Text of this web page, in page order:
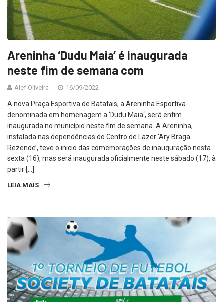
Areninha ‘Dudu Maia’ é inaugurada
neste fim de semana com
Alef Oliveira 16/09/2022
A nova Praça Esportiva de Batatais, a Areninha Esportiva
denominada em homenagem a ‘Dudu Maia‘, será enfim
inaugurada no município neste fim de semana. A Areninha,
instalada nas dependências do Centro de Lazer ‘Ary Braga
Rezende’, teve o inicio das comemorações de inauguração nesta
sexta (16), mas será inaugurada oficialmente neste sábado (17), à
partir […]
LEIA MAIS